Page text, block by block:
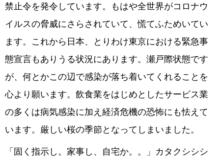
禁止令を発令しています。もはや全世界がコロナウ
イルスの脅威にさらされていて、慌てふためいてい
ます。これから日本、とりわけ東京における緊急事
態宣言もありうる状況にあります。瀬戸際状態です
が、何とかこの辺で感染が落ち着いてくれることを
心より願います。飲食業をはじめとしたサービス業
の多くは病気感染に加え経済危機の恐怖にも怯えて
います。厳しい桜の季節となってしまいました。
「固く指示し。家事し、自宅か。。」カタクシシシ